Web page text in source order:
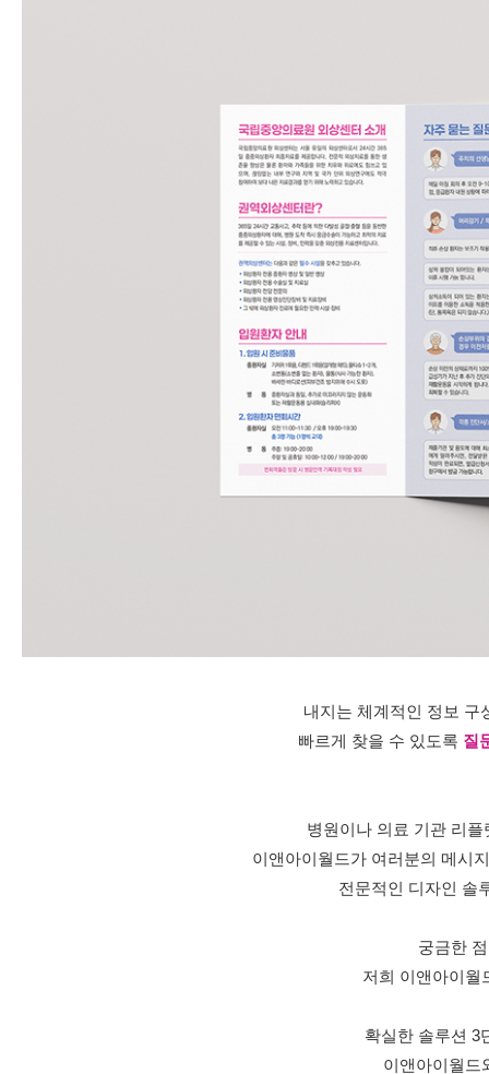
내지는 체계적인 정보 구
빠르게 찾을 수 있도록 질
병원이나 의료 기관 리
이앤아이월드가 여러분의 메시
전문적인 디자인 솔
궁금한
저희 이앤아이월
확실한 솔루션 3
이앤아이월